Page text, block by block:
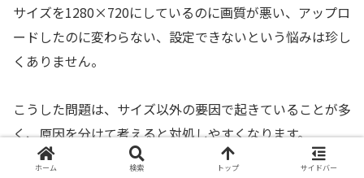
サイズを1280×720にしているのに画質が悪い、アップロ
ードしたのに変わらない、設定できないという悩みは珍し
くありません。
こうした問題は、サイズ以外の要因で起きていることが多
く、原因を分けて考えると対処しやすくなります。
ホーム 検索 トップ サイドバー